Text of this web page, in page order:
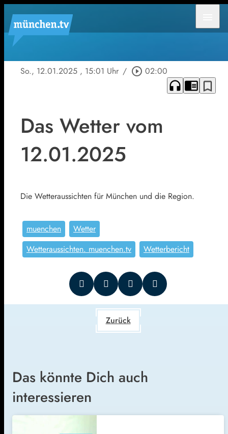
So., 12.01.2025 , 15:01 Uhr / play_circle_outline 02:00
headphones chrome_reader_mode bookmark_border
Das Wetter vom
12.01.2025
Die Wetteraussichten für München und die Region.
muenchen
Wetter
Wetteraussichten. muenchen.tv
Wetterbericht
Zurück
Das könnte Dich auch
interessieren